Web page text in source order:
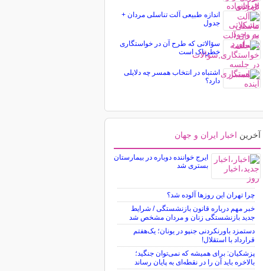
اندازه طبیعی آلت تناسلی مردان +
جدول
سۆالاتی که طرح آن در خواستگاری
خطرناک است
اشتباه در انتخاب همسر چه دلایلی
دارد؟
آخرین اخبار ایران و جهان
ایرج خواننده دوباره در بیمارستان
بستری شد
چرا تهران این روزها آلوده شد؟
خبر مهم درباره قانون بازنشستگی / شرایط
جدید بازنشستگی زنان و مردان مشخص شد
دستمزد باورنکردنی جنپو در یونان؛ یک‌هفتم
قرارداد با استقلال!
پزشکیان: برای همیشه که نمی‌توان جنگید؛
بالاخره باید آن را در نقطه‌ای به پایان رساند